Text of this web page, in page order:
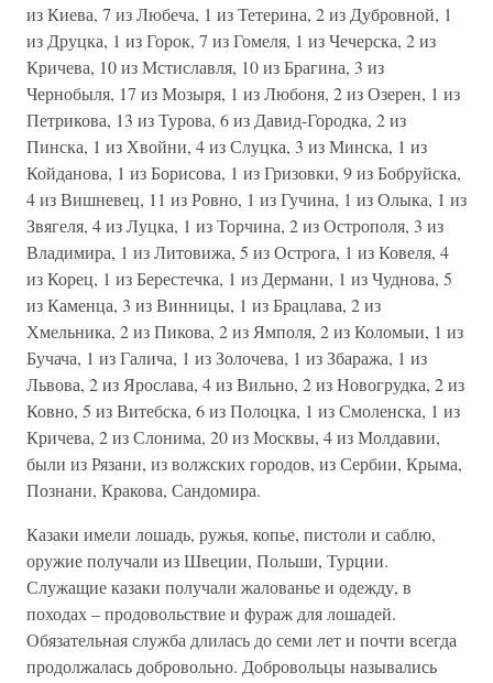
из Киева, 7 из Любеча, 1 из Тетерина, 2 из Дубровной, 1
из Друцка, 1 из Горок, 7 из Гомеля, 1 из Чечерска, 2 из
Кричева, 10 из Мстиславля, 10 из Брагина, 3 из
Чернобыля, 17 из Мозыря, 1 из Любоня, 2 из Озерен, 1 из
Петрикова, 13 из Турова, 6 из Давид-Городка, 2 из
Пинска, 1 из Хвойни, 4 из Слуцка, 3 из Минска, 1 из
Койданова, 1 из Борисова, 1 из Гризовки, 9 из Бобруйска,
4 из Вишневец, 11 из Ровно, 1 из Гучина, 1 из Олыка, 1 из
Звягеля, 4 из Луцка, 1 из Торчина, 2 из Острополя, 3 из
Владимира, 1 из Литовижа, 5 из Острога, 1 из Ковеля, 4
из Корец, 1 из Берестечка, 1 из Дермани, 1 из Чуднова, 5
из Каменца, 3 из Винницы, 1 из Брацлава, 2 из
Хмельника, 2 из Пикова, 2 из Ямполя, 2 из Коломыи, 1 из
Бучача, 1 из Галича, 1 из Золочева, 1 из Збаража, 1 из
Львова, 2 из Ярослава, 4 из Вильно, 2 из Новогрудка, 2 из
Ковно, 5 из Витебска, 6 из Полоцка, 1 из Смоленска, 1 из
Кричева, 2 из Слонима, 20 из Москвы, 4 из Молдавии,
были из Рязани, из волжских городов, из Сербии, Крыма,
Познани, Кракова, Сандомира.
Казаки имели лошадь, ружья, копье, пистоли и саблю,
оружие получали из Швеции, Польши, Турции.
Служащие казаки получали жалованье и одежду, в
походах – продовольствие и фураж для лошадей.
Обязательная служба длилась до семи лет и почти всегда
продолжалась добровольно. Добровольцы назывались